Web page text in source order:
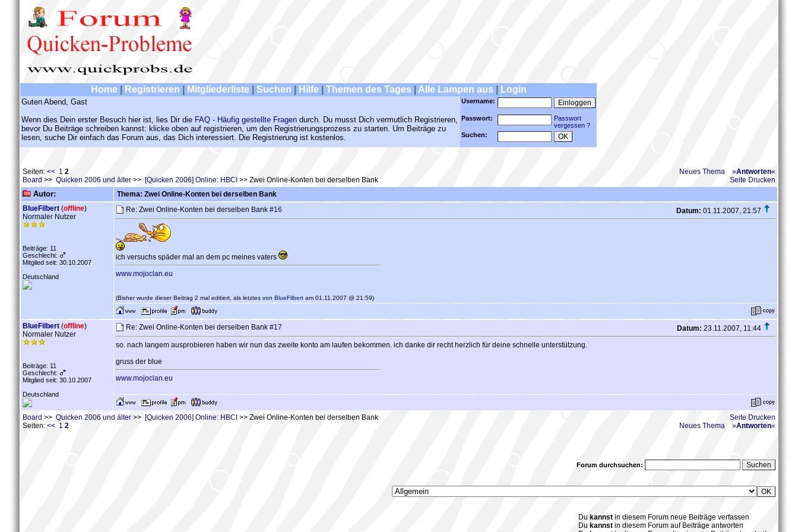
Home Registrieren Mitgliederliste Suchen Hilfe Themen des Tages Alle Lampen aus Login
Guten Abend, Gast
Wenn dies Dein erster Besuch hier ist, lies Dir die FAQ - Häufig gestellte Fragen durch. Du musst Dich vermutlich Registrieren,
bevor Du Beiträge schreiben kannst: klicke oben auf registrieren, um den Registrierungsprozess zu starten. Um Beiträge zu
lesen, suche Dir einfach das Forum aus, das Dich interessiert. Die Registrierung ist kostenlos.
Username:
Passwort:
Passwort
vergessen ?
Suchen:
Seiten: << 1 2
Board >> Quicken 2006 und älter >> [Quicken 2006] Online: HBCI >> Zwei Online-Konten bei derselben Bank
Neues Thema »Antworten«
Seite Drucken
Autor:
Thema: Zwei Online-Konten bei derselben Bank
BlueFilbert (offline)
Normaler Nutzer
Beiträge: 11
Geschlecht:
Mitglied seit: 30.10.2007
Deutschland
Re: Zwei Online-Konten bei derselben Bank #16 Datum: 01.11.2007, 21:57
ich versuchs späder mal an dem pc meines vaters
www.mojoclan.eu
(Bisher wurde dieser Beitrag 2 mal editiert, als letztes von BlueFilbert am 01.11.2007 @ 21:59)
BlueFilbert (offline)
Normaler Nutzer
Beiträge: 11
Geschlecht:
Mitglied seit: 30.10.2007
Deutschland
Re: Zwei Online-Konten bei derselben Bank #17 Datum: 23.11.2007, 11:44
so. nach langem ausprobieren haben wir nun das zweite konto am laufen bekommen. ich danke dir recht herzlich für deine schnelle unterstützung.
gruss der blue
www.mojoclan.eu
Board >> Quicken 2006 und älter >> [Quicken 2006] Online: HBCI >> Zwei Online-Konten bei derselben Bank
Seiten: << 1 2
Seite Drucken
Neues Thema
»Antworten«
Forum durchsuchen:
Du kannst in diesem Forum neue Beiträge verfassen
Du kannst in diesem Forum auf Beiträge antworten